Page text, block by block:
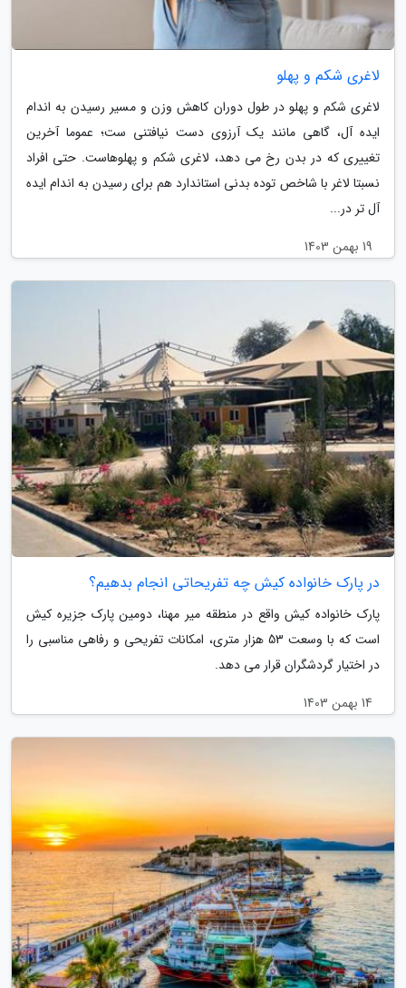
لاغری شکم و پهلو
لاغری شکم و پهلو در طول دوران کاهش وزن و مسیر رسیدن به اندام
ایده آل، گاهی مانند یک آرزوی دست نیافتنی ست؛ عموما آخرین
تغییری که در بدن رخ می دهد، لاغری شکم و پهلوهاست. حتی افراد
نسبتا لاغر با شاخص توده بدنی استاندارد هم برای رسیدن به اندام ایده
آل تر در...
19 بهمن 1403
در پارک خانواده کیش چه تفریحاتی انجام بدهیم؟
پارک خانواده کیش واقع در منطقه میر مهنا، دومین پارک جزیره کیش
است که با وسعت 53 هزار متری، امکانات تفریحی و رفاهی مناسبی را
در اختیار گردشگران قرار می دهد.
14 بهمن 1403